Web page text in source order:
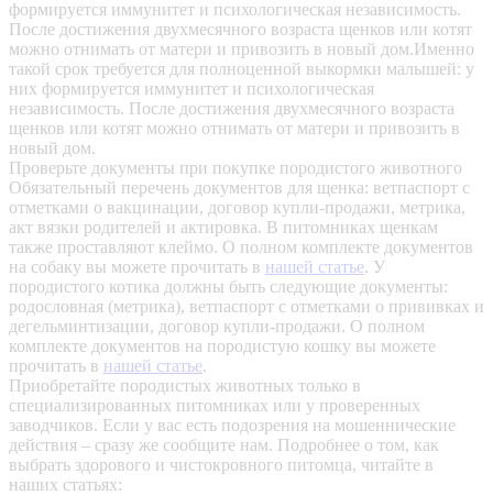
формируется иммунитет и психологическая независимость.
После достижения двухмесячного возраста щенков или котят
можно отнимать от матери и привозить в новый дом.Именно
такой срок требуется для полноценной выкормки малышей: у
них формируется иммунитет и психологическая
независимость. После достижения двухмесячного возраста
щенков или котят можно отнимать от матери и привозить в
новый дом.
Проверьте документы при покупке породистого животного
Обязательный перечень документов для щенка: ветпаспорт с
отметками о вакцинации, договор купли-продажи, метрика,
акт вязки родителей и актировка. В питомниках щенкам
также проставляют клеймо. О полном комплекте документов
на собаку вы можете прочитать в нашей статье. У
породистого котика должны быть следующие документы:
родословная (метрика), ветпаспорт с отметками о прививках и
дегельминтизации, договор купли-продажи. О полном
комплекте документов на породистую кошку вы можете
прочитать в нашей статье.
Приобретайте породистых животных только в
специализированных питомниках или у проверенных
заводчиков. Если у вас есть подозрения на мошеннические
действия – сразу же сообщите нам. Подробнее о том, как
выбрать здорового и чистокровного питомца, читайте в
наших статьях: